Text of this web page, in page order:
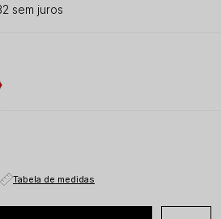
sem juros
Tabela de medidas